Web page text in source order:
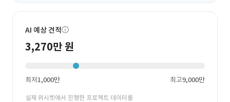
AI 예상 견적
3,270만 원
최저1,000만 최고9,000만
실제 위시켓에서 진행한 프로젝트 데이터를